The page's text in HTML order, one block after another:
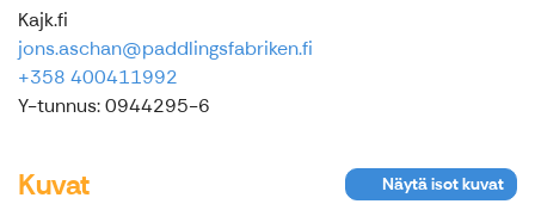
Kajk.fi
jons.aschan@paddlingsfabriken.fi
+358 400411992
Y-tunnus: 0944295-6
Kuvat Näytä isot kuvat